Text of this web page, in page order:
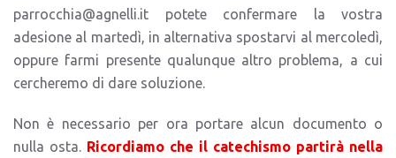
parrocchia@agnelli.it potete confermare la vostra
adesione al martedì, in alternativa spostarvi al mercoledì,
oppure farmi presente qualunque altro problema, a cui
cercheremo di dare soluzione.
Non è necessario per ora portare alcun documento o
nulla osta. Ricordiamo che il catechismo partirà nella